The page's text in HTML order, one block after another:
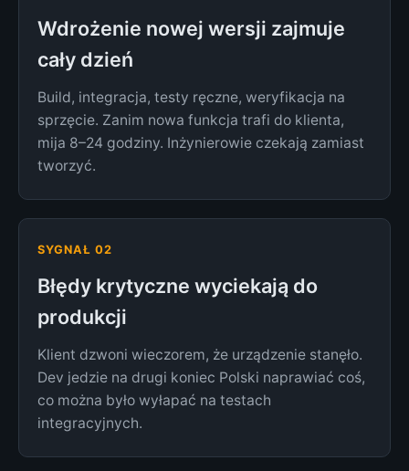
Wdrożenie nowej wersji zajmuje
cały dzień
Build, integracja, testy ręczne, weryfikacja na
sprzęcie. Zanim nowa funkcja trafi do klienta,
mija 8–24 godziny. Inżynierowie czekają zamiast
tworzyć.
SYGNAŁ 02
Błędy krytyczne wyciekają do
produkcji
Klient dzwoni wieczorem, że urządzenie stanęło.
Dev jedzie na drugi koniec Polski naprawiać coś,
co można było wyłapać na testach
integracyjnych.